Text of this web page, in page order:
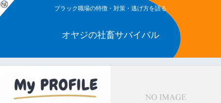
ブラック職場の特徴・対策・逃げ方を語る
オヤジの社畜サバイバル